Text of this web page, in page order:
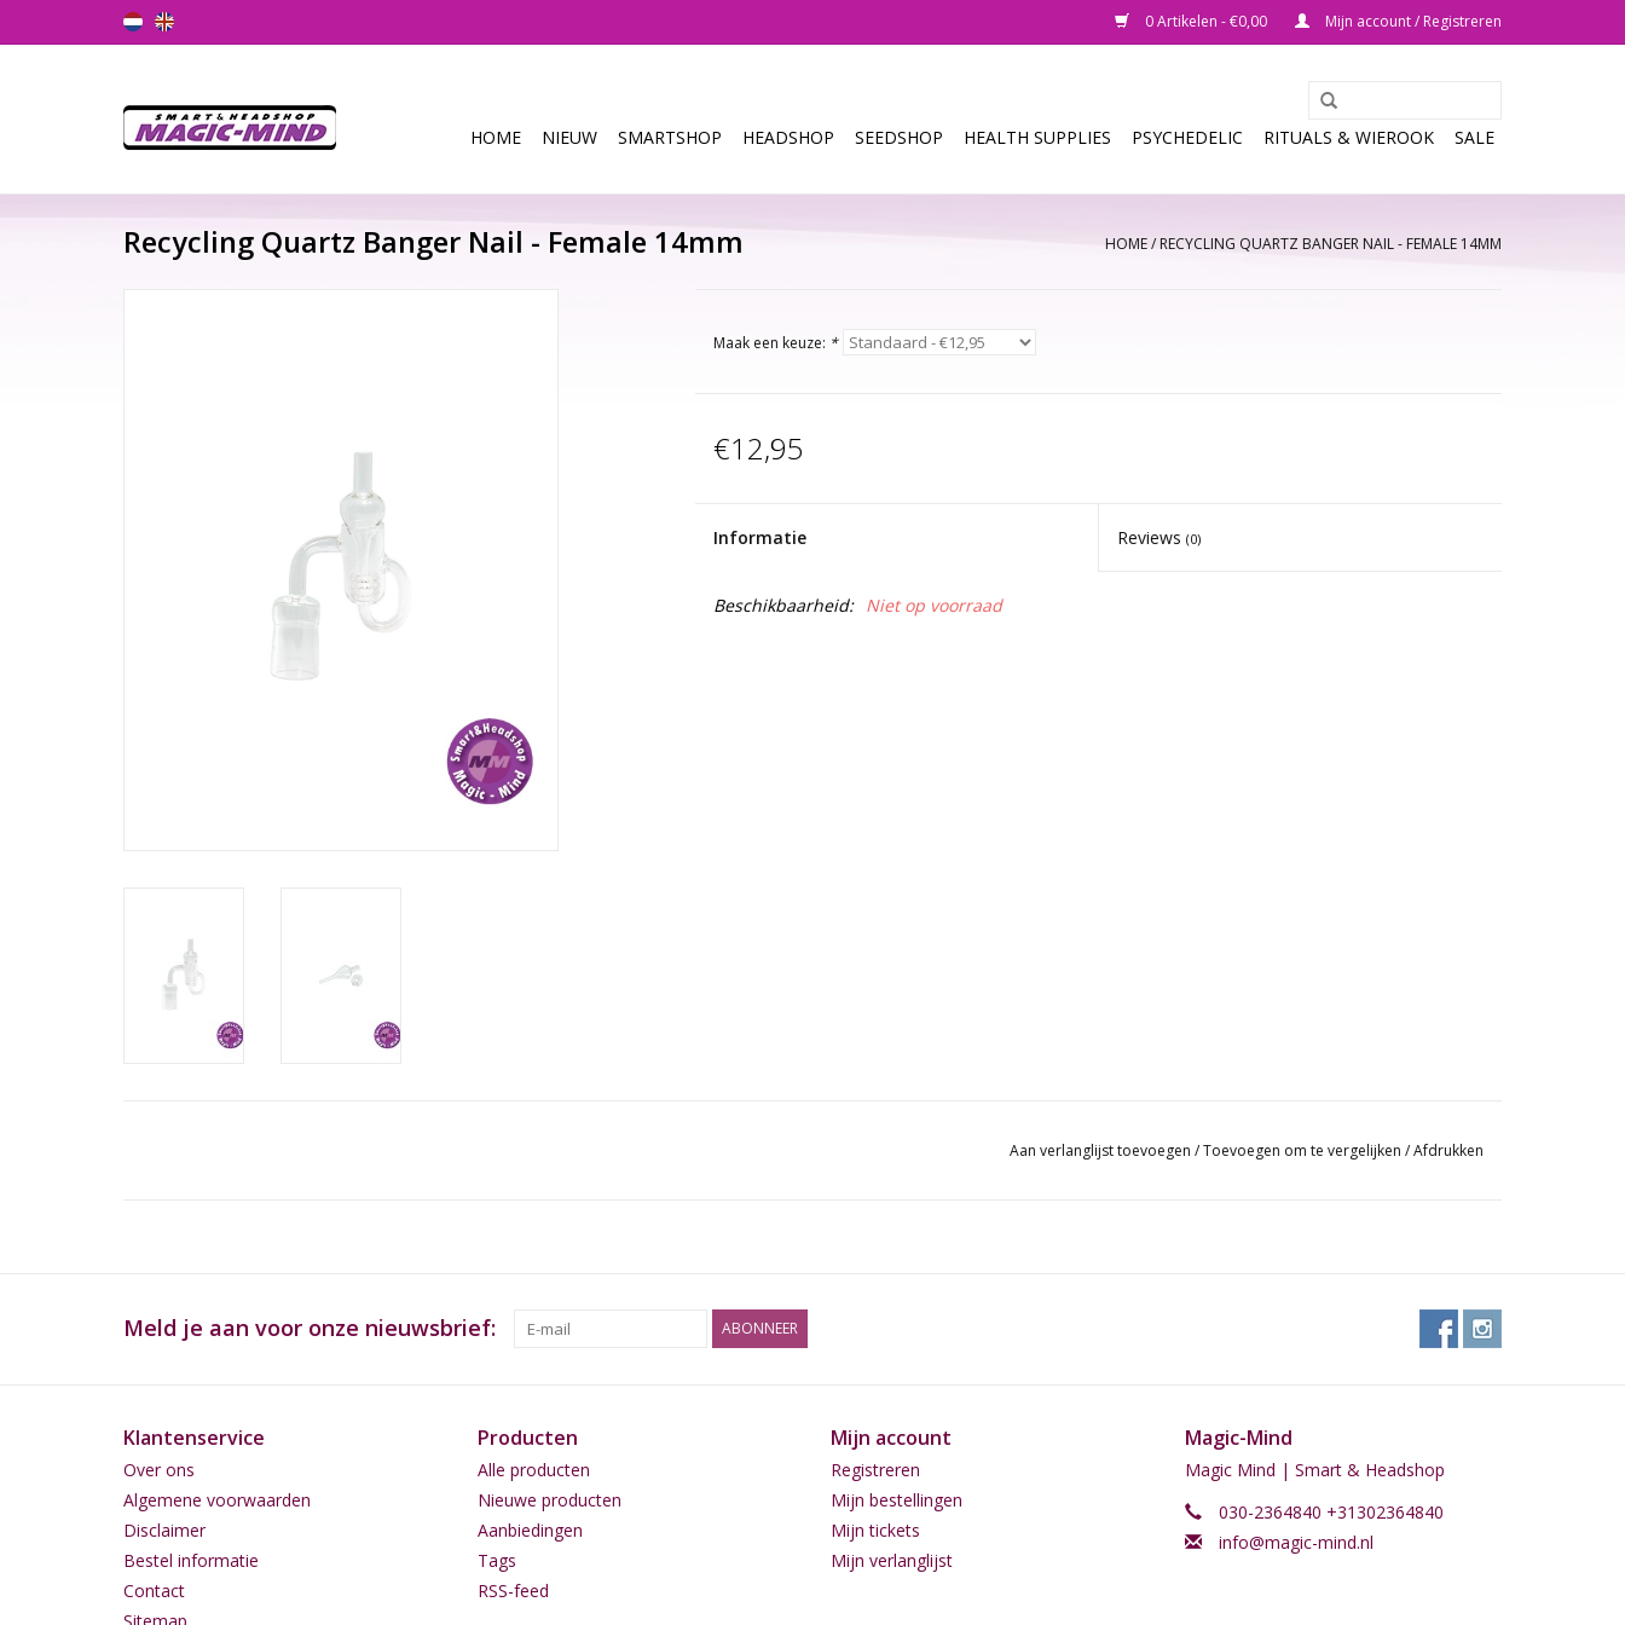
0 Artikelen - €0,00 Mijn account / Registreren
HOME NIEUW SMARTSHOP HEADSHOP SEEDSHOP HEALTH SUPPLIES PSYCHEDELIC RITUALS & WIEROOK SALE
Recycling Quartz Banger Nail - Female 14mm HOME/RECYCLING QUARTZ BANGER NAIL - FEMALE 14MM
Maak een keuze: *
€12,95
Informatie Reviews(0)
Beschikbaarheid: Niet op voorraad
Aan verlanglijst toevoegen /Toevoegen om te vergelijken /Afdrukken
Meld je aan voor onze nieuwsbrief: ABONNEER
Klantenservice
Over ons
Algemene voorwaarden
Disclaimer
Bestel informatie
Contact
Producten
Alle producten
Nieuwe producten
Aanbiedingen
Tags
RSS-feed
Mijn account
Registreren
Mijn bestellingen
Mijn tickets
Mijn verlanglijst
Magic-Mind
Magic Mind | Smart & Headshop
030-2364840 +31302364840
info@magic-mind.nl